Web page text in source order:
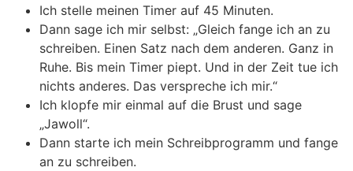
Ich stelle meinen Timer auf 45 Minuten.
Dann sage ich mir selbst: „Gleich fange ich an zu
schreiben. Einen Satz nach dem anderen. Ganz in
Ruhe. Bis mein Timer piept. Und in der Zeit tue ich
nichts anderes. Das verspreche ich mir.“
Ich klopfe mir einmal auf die Brust und sage
„Jawoll“.
Dann starte ich mein Schreibprogramm und fange
an zu schreiben.